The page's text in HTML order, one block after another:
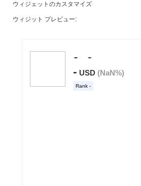
ウィジェットのカスタマイズ
ウィジット プレビュー: